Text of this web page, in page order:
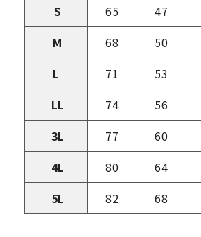
S
65 47
M
68 50
L
71 53
LL
74 56
3L
77 60
4L
80 64
5L
82 68